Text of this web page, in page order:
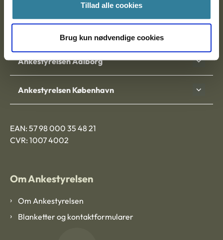
Tillad alle cookies
Brug kun nødvendige cookies
9000 Aalborg
Ankestyrelsen Aalborg
Ankestyrelsen København
EAN: 57 98 000 35 48 21
CVR: 1007 4002
Om Ankestyrelsen
Om Ankestyrelsen
Blanketter og kontaktformularer